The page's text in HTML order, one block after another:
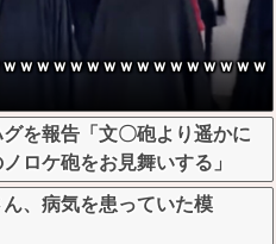
ｗｗｗｗｗｗｗｗｗｗｗｗｗｗｗ
を報告「文〇砲より遥かに
ロケ砲をお見舞いする」
ん、病気を患っていた模